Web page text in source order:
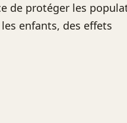
de protéger les
enfants, des effets